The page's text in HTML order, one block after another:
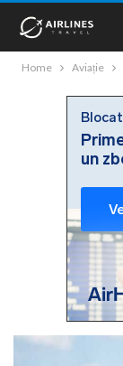
Home Aviație